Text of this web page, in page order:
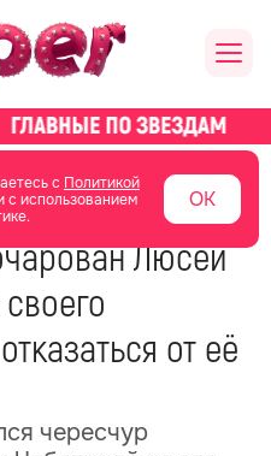
с Политикой
с использованием
ОК
новости
Люсей
от её
чересчур